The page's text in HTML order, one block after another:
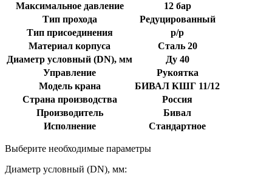
Максимальное давление
12 бар
Тип прохода
Редуцированный
Тип присоединения
р/р
Материал корпуса
Сталь 20
Диаметр условный (DN), мм
Ду 40
Управление
Рукоятка
Модель крана
БИВАЛ КШГ 11/12
Страна производства
Россия
Производитель
Бивал
Исполнение
Стандартное
Выберите необходимые параметры
Диаметр условный (DN), мм: